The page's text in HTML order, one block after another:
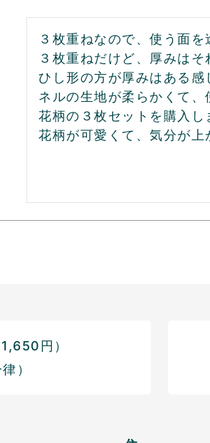
３枚重ねなので、使う面
３枚重ねだけど、厚みはそ
ひし形の方が厚みはある感
ネルの生地が柔らかくて、
花柄の３枚セットを購入し
花柄が可愛くて、気分が上
円）
）